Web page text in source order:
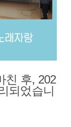
친 후, 202
되었습니